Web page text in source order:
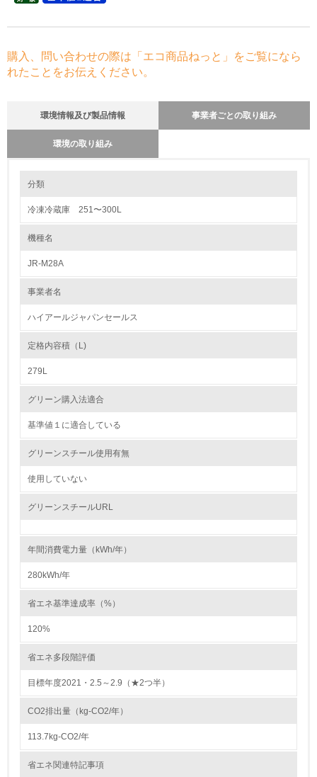
購入、問い合わせの際は「エコ商品ねっと」をご覧になら
れたことをお伝えください。
環境情報及び製品情報 事業者ごとの取り組み
環境の取り組み
1.環境取り組み体制
かしている
従業員が環境方針に基づいて自分の業務の中で行うべき環
→ 導入している規格名
第三者認証を取得している
分類
冷凍冷蔵庫 251〜300L
機種名
JR-M28A
事業者名
ハイアールジャパンセールス
定格内容積（L)
279L
グリーン購入法適合
基準値１に適合している
グリーンスチール使用有無
使用していない
グリーンスチールURL
年間消費電力量（kWh/年）
280kWh/年
省エネ基準達成率（%）
120%
省エネ多段階評価
目標年度2021・2.5～2.9（★2つ半）
CO2排出量（kg-CO2/年）
113.7kg-CO2/年
省エネ関連特記事項